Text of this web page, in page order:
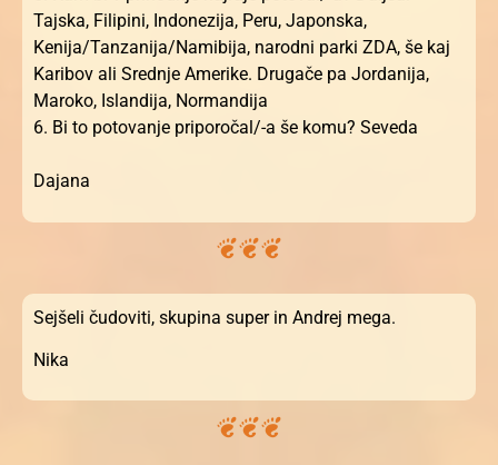
Tajska, Filipini, Indonezija, Peru, Japonska,
Kenija/Tanzanija/Namibija, narodni parki ZDA, še kaj
Karibov ali Srednje Amerike. Drugače pa Jordanija,
Maroko, Islandija, Normandija
6. Bi to potovanje priporočal/-a še komu? Seveda
Dajana
Sejšeli čudoviti, skupina super in Andrej mega.
Nika